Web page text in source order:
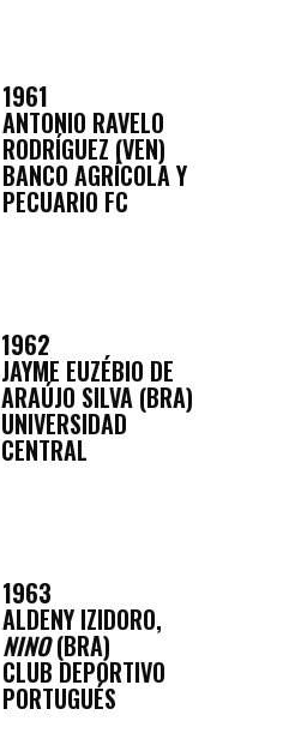
1961
ANTONIO RAVELO
RODRÍGUEZ (VEN)
BANCO AGRÍCOLA Y
PECUARIO FC
1962
JAYME EUZÉBIO DE
ARAÚJO SILVA (BRA)
UNIVERSIDAD
CENTRAL
1963
ALDENY IZIDORO,
NINO(BRA)
CLUB DEPORTIVO
PORTUGUÉS